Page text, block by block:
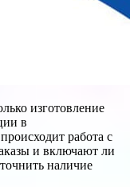
изготовление
в
работа с
и включают ли
наличие